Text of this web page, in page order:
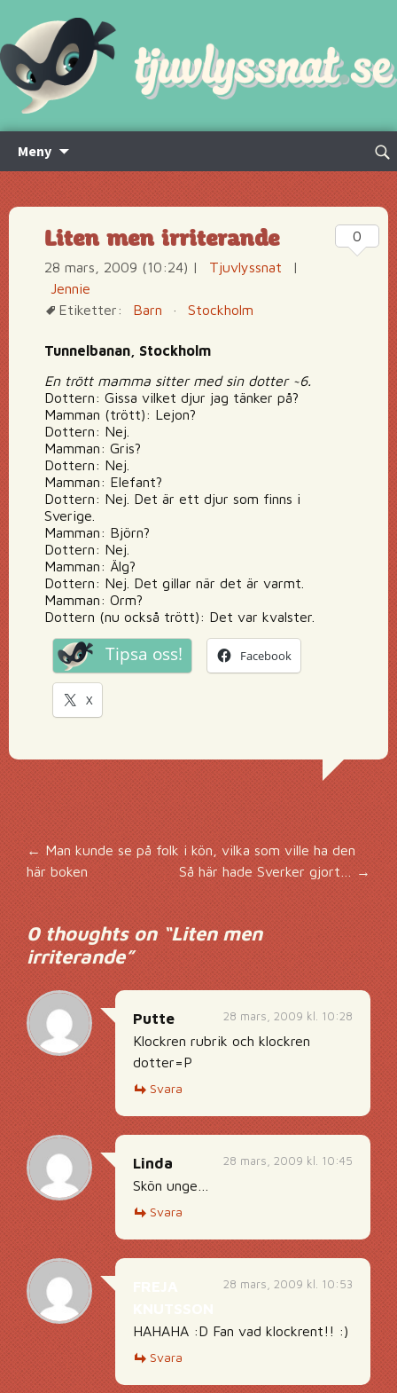
Meny
innehåll
Sök
Liten men irriterande
28 mars, 2009 (10:24) | Tjuvlyssnat
|
Jennie
Etiketter:
Barn · Stockholm
Tunnelbanan, Stockholm
En trött mamma sitter med sin dotter ~6.
Dottern: Gissa vilket djur jag tänker på?
Mamman (trött): Lejon?
Dottern: Nej.
Mamman: Gris?
Dottern: Nej.
Mamman: Elefant?
Dottern: Nej. Det är ett djur som finns i
Sverige.
Mamman: Björn?
Dottern: Nej.
Mamman: Älg?
Dottern: Nej. Det gillar när det är varmt.
Mamman: Orm?
Dottern (nu också trött): Det var kvalster.
Tipsa oss! Facebook
X
0
Inläggsnavigering
← Man kunde se på folk i kön, vilka som ville ha den
här boken
Så här hade Sverker gjort… →
0 thoughts on “Liten men
irriterande”
28 mars, 2009 kl. 10:28
Putte
Klockren rubrik och klockren
dotter=P
Svara
28 mars, 2009 kl. 10:45
Linda
Skön unge…
Svara
28 mars, 2009 kl. 10:53
HAHAHA :D Fan vad klockrent!! :)
Svara